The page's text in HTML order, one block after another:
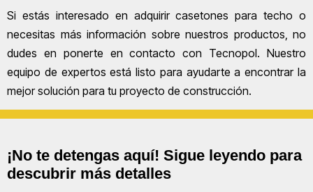
Si estás interesado en adquirir casetones para techo o
necesitas más información sobre nuestros productos, no
dudes en ponerte en contacto con Tecnopol. Nuestro
equipo de expertos está listo para ayudarte a encontrar la
mejor solución para tu proyecto de construcción.
¡No te detengas aquí! Sigue leyendo para
descubrir más detalles